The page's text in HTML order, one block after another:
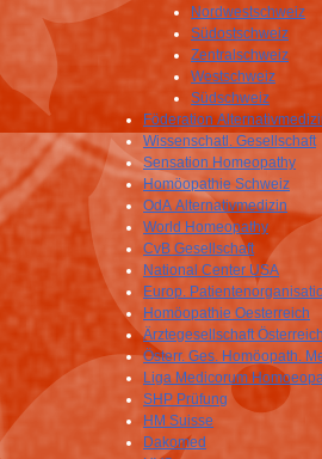
Nordwestschweiz
Südostschweiz
Zentralschweiz
Westschweiz
Südschweiz
Föderation
Wissenschatl. Gesellschaft
Sensation Homeopathy
Homöopathie Schweiz
OdA Alternativmedizin
World Homeopathy
CvB Gesellschaft
National Center USA
Europ.
Homöopathie Oesterreich
Ärztegesellschaft Österreich
Österr. Ges. Homöopath.
Liga Medicorum
SHP Prüfung
HM Suisse
Dakomed